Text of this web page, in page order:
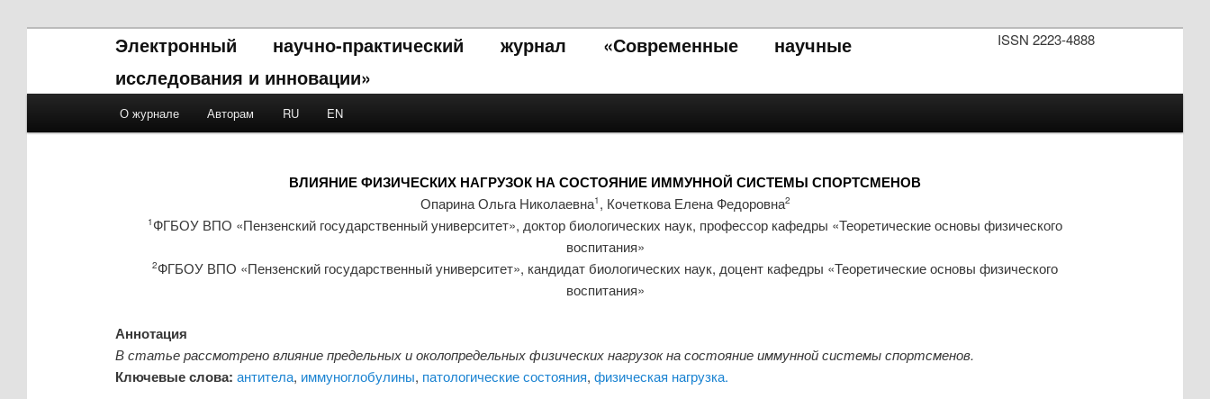
ISSN 2223-4888
Электронный научно-практический журнал «Современные научные
исследования и инновации»
Skip to primary content
Skip to secondary content
О журнале Авторам RU EN
ВЛИЯНИЕ ФИЗИЧЕСКИХ НАГРУЗОК НА СОСТОЯНИЕ ИММУННОЙ СИСТЕМЫ СПОРТСМЕНОВ
Опарина Ольга Николаевна1 , Кочеткова Елена Федоровна2
1 ФГБОУ ВПО «Пензенский государственный университет», доктор биологических наук, профессор кафедры «Теоретические основы физического
воспитания»
2ФГБОУ ВПО «Пензенский государственный университет», кандидат биологических наук, доцент кафедры «Теоретические основы физического
воспитания»
Аннотация
В статье рассмотрено влияние предельных и околопредельных физических нагрузок на состояние иммунной системы спортсменов.
Ключевые слова: антитела, иммуноглобулины, патологические состояния, физическая нагрузка.